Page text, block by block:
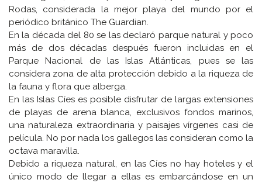
Rodas, considerada la mejor playa del mundo por el
periódico británico The Guardian.
En la década del 80 se las declaró parque natural y poco
más de dos décadas después fueron incluidas en el
Parque Nacional de las Islas Atlánticas, pues se las
considera zona de alta protección debido a la riqueza de
la fauna y flora que alberga.
En las Islas Cíes es posible disfrutar de largas extensiones
de playas de arena blanca, exclusivos fondos marinos,
una naturaleza extraordinaria y paisajes vírgenes casi de
película. No por nada los gallegos las consideran como la
octava maravilla.
Debido a riqueza natural, en las Cíes no hay hoteles y el
único modo de llegar a ellas es embarcándose en un